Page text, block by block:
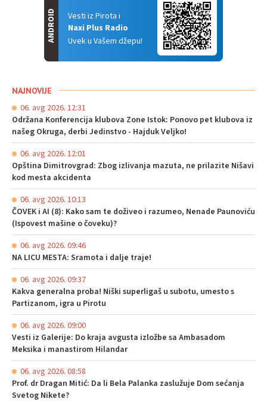
Vesti iz Pirota i
Naxi Plus Radio
Uvek u Vašem džepu!
ANDROID
NAJNOVIJE
06. avg 2026. 12:31
Održana Konferencija klubova Zone Istok: Ponovo pet klubova iz
našeg Okruga, derbi Jedinstvo - Hajduk Veljko!
06. avg 2026. 12:01
Opština Dimitrovgrad: Zbog izlivanja mazuta, ne prilazite Nišavi
kod mesta akcidenta
06. avg 2026. 10:13
ČOVEK i AI (8): Kako sam te doživeo i razumeo, Nenade Paunoviću
(Ispovest mašine o čoveku)?
06. avg 2026. 09:46
NA LICU MESTA: Sramota i dalje traje!
06. avg 2026. 09:37
Kakva generalna proba! Niški superligaš u subotu, umesto s
Partizanom, igra u Pirotu
06. avg 2026. 09:00
Vesti iz Galerije: Do kraja avgusta izložbe sa Ambasadom
Meksika i manastirom Hilandar
06. avg 2026. 08:58
Prof. dr Dragan Mitić: Da li Bela Palanka zaslužuje Dom sećanja
Svetog Nikete?